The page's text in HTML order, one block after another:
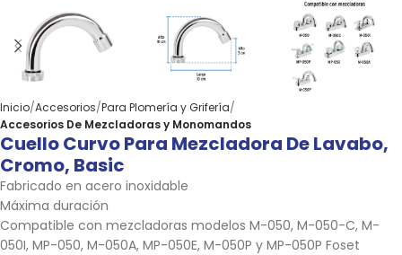
Inicio Accesorios Para Plomería y Grifería
Accesorios De Mezcladoras y Monomandos
Cuello Curvo Para Mezcladora De Lavabo,
Cromo, Basic
Fabricado en acero inoxidable
Máxima duración
Compatible con mezcladoras modelos M-050, M-050-C, M-
050I, MP-050, M-050A, MP-050E, M-050P y MP-050P Foset